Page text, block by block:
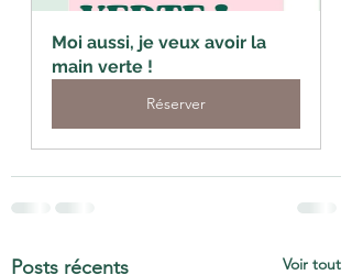
Moi aussi, je veux avoir la
main verte !
Réserver
Posts récents Voir tout